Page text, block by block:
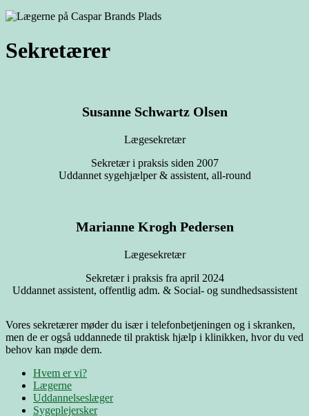
Sekretærer
Susanne Schwartz Olsen
Lægesekretær
Sekretær i praksis siden 2007
Uddannet sygehjælper & assistent, all-round
Marianne Krogh Pedersen
Lægesekretær
Sekretær i praksis fra april 2024
Uddannet assistent, offentlig adm. & Social- og sundhedsassistent
Vores sekretærer møder du især i telefonbetjeningen og i skranken,
men de er også uddannede til praktisk hjælp i klinikken, hvor du ved
behov kan møde dem.
Hvem er vi?
Lægerne
Uddannelseslæger
Sygeplejersker